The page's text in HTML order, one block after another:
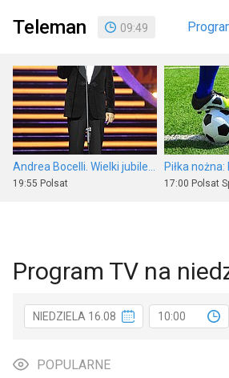
Teleman 09:49
19:55 Polsat 17:00 Polsat
Hobbit: Niezwykła podróż
12:30HBO 2
Wydarzenia
15:30 Polsat
Program TV na
NIEDZIELA 16.08 10:00
POPULARNE